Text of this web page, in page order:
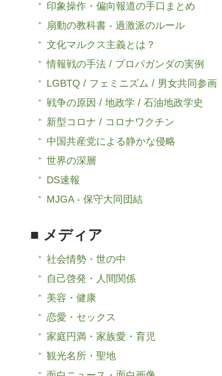
印象操作・偏向報道の手口まとめ
扇動の教科書 - 過激派のルール
文化マルクス主義とは？
情報戦の手法 / プロパガンダの実例
LGBTQ / フェミニズム / 男女共同参画
戦争の原因 / 地政学 / 石油地政学史
新型コロナ / コロナワクチン
中国共産党による静かな侵略
世界の深層
DS速報
MJGA - 保守大同団結
メディア
社会情勢・世の中
自己啓発・人間関係
美容・健康
恋愛・セックス
家庭円満・家族愛・育児
観光名所・聖地